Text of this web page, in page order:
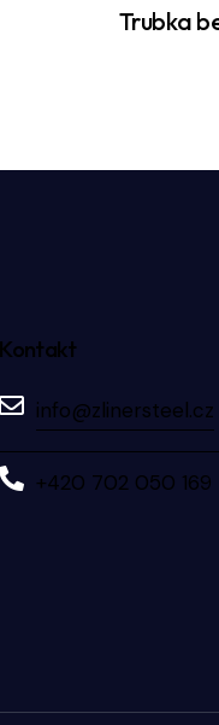
Trubka
Kontakt
info@zlinersteel.cz
+420 702 050 169